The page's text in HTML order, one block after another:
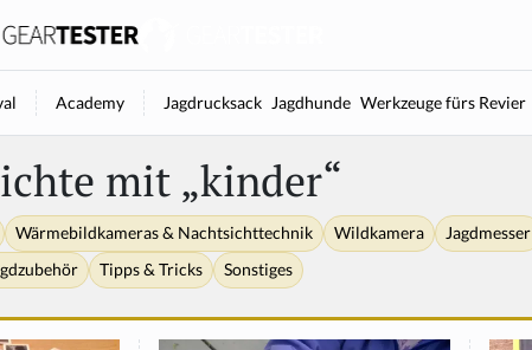
Academy Jagdrucksack Jagdhunde Werkzeuge fürs Revier
mit „kinder“
Wärmebildkameras & Nachtsichttechnik Wildkamera Jagdmesser
Tipps & Tricks Sonstiges